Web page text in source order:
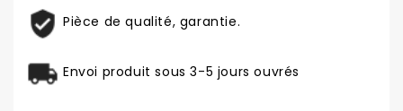
Pièce de qualité, garantie.
Envoi produit sous 3-5 jours ouvrés